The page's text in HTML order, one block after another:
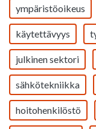
ympäristöoikeus
käytettävyys
julkinen sektori
sähkötekniikka
hoitohenkilöstö